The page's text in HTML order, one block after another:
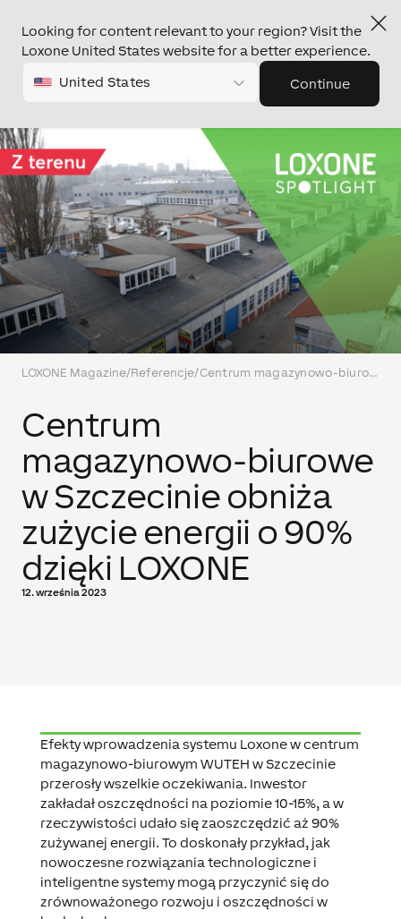
Looking for content relevant to your region? Visit the
Loxone United States website for a better experience.
United States Continue
LOXONE Magazine/Referencje/ Centrum magazynowo-biurowe w Szczecinie obniża zużycie energii o 90% dzięki LOXONE
Centrum
magazynowo-biurowe
w Szczecinie obniża
zużycie energii o 90%
dzięki LOXONE
12. września 2023
Efekty wprowadzenia systemu Loxone w centrum
magazynowo-biurowym WUTEH w Szczecinie
przerosły wszelkie oczekiwania. Inwestor
zakładał oszczędności na poziomie 10-15%, a w
rzeczywistości udało się zaoszczędzić aż 90%
zużywanej energii. To doskonały przykład, jak
nowoczesne rozwiązania technologiczne i
inteligentne systemy mogą przyczynić się do
zrównoważonego rozwoju i oszczędności w